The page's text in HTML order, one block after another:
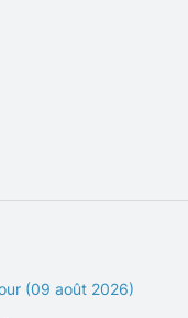
(09 août 2026)